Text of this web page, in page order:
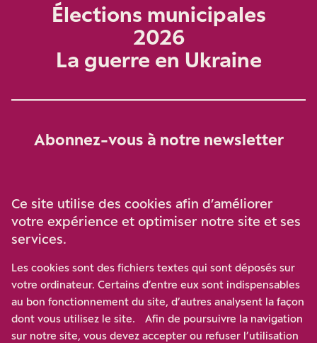
Élections municipales
2026
La guerre en Ukraine
Abonnez-vous à notre newsletter
Participez à notre effort pour conforter la démocratie en
luttant contre l’ascension aux extrêmes, et la
disqualification de l’adversaire, en promouvant la
confrontation des idées et des opinions.
Ce site utilise des cookies afin d’améliorer
votre expérience et optimiser notre site et ses
services.
Les cookies sont des fichiers textes qui sont déposés sur
votre ordinateur. Certains d’entre eux sont indispensables
au bon fonctionnement du site, d’autres analysent la façon
dont vous utilisez le site. Afin de poursuivre la navigation
sur notre site, vous devez accepter ou refuser l’utilisation